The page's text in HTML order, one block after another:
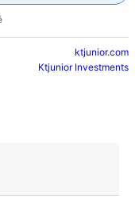
ktjunior.com
Ktjunior Investments